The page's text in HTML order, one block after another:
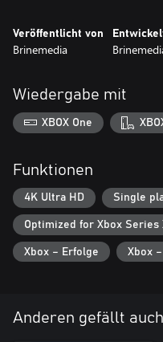
Veröffentlicht von
Brinemedia
Wiedergabe mit
XBOX One
Funktionen
4K Ultra HD Single
Optimized for Xbox Series
Xbox – Erfolge Xbox
Anderen gefällt auch